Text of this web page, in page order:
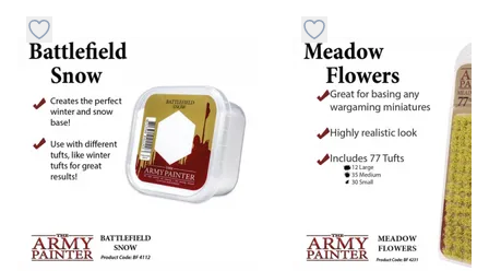
Dugme za dodavanje stvari u kategoriju omiljeno
Dugme za dodavanje